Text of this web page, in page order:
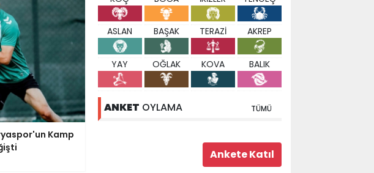
Kamp
ASLAN BAŞAK TERAZİ AKREP
YAY OĞLAK KOVA BALIK
ANKET OYLAMA TÜMÜ